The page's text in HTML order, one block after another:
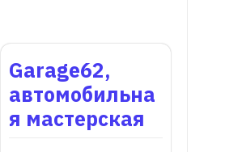
Garage62,
автомобильна
я мастерская